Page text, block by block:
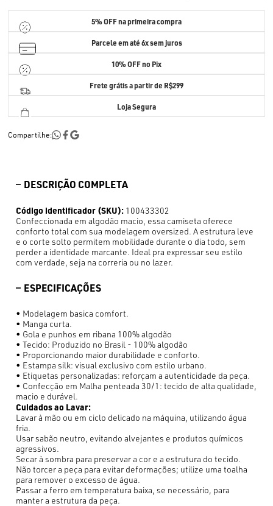
5% OFFna primeira compra
Parcele em até6x sem juros
10% OFF no Pix
Frete grátis a partir de R$299
Loja Segura
Compartilhe:
DESCRIÇÃO COMPLETA
Código identificador (SKU): 100433302
Confeccionada em algodão macio, essa camiseta oferece
conforto total com sua modelagem oversized. A estrutura leve
e o corte solto permitem mobilidade durante o dia todo, sem
perder a identidade marcante. Ideal pra expressar seu estilo
com verdade, seja na correria ou no lazer.
ESPECIFICAÇÕES
• Modelagem basica comfort.
• Manga curta.
• Gola e punhos em ribana 100% algodão
• Tecido: Produzido no Brasil - 100% algodão
• Proporcionando maior durabilidade e conforto.
• Estampa silk: visual exclusivo com estilo urbano.
• Etiquetas personalizadas: reforçam a autenticidade da peça.
• Confecção em Malha penteada 30/1: tecido de alta qualidade,
macio e durável.
Cuidados ao Lavar:
Lavar à mão ou em ciclo delicado na máquina, utilizando água
fria.
Usar sabão neutro, evitando alvejantes e produtos químicos
agressivos.
Secar à sombra para preservar a cor e a estrutura do tecido.
Não torcer a peça para evitar deformações; utilize uma toalha
para remover o excesso de água.
Passar a ferro em temperatura baixa, se necessário, para
manter a estrutura da peça.